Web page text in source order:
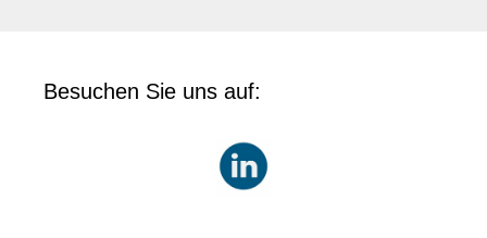
Besuchen Sie uns auf: